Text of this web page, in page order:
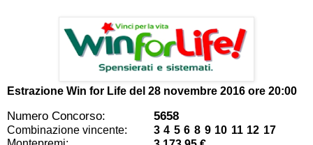
Estrazione Win for Life del 28 novembre 2016 ore 20:00
Numero Concorso: 5658
Combinazione vincente:
3 4 5 6 8 9 10 11 12 17